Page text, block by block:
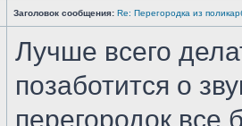
Заголовок сообщения: Re: Перегородка из
Лучше всего
позаботится о
перегородок все